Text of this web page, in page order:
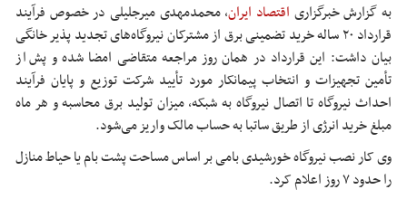
به گزارش خبرگزاری اقتصاد ایران، محمدمهدی میرجلیلی در خصوص فرآیند
قرارداد ۲۰ ساله خرید تضمینی برق از مشترکان نیروگاه‌های تجدید پذیر خانگی
بیان داشت: این قرارداد در همان روز مراجعه متقاضی امضا شده و پشاز
تأمین تجهیزات و انتخاب پیمانکار مورد تأیید شرکت توزیع و پایان فرآیند
احداث نیروگاه تا اتصال نیروگاه به شبکه، میزان تولید برق محاسبه و هر ماه
مبلغ خرید انرژی از طریقساتبابه حساب مالک واریز می‌شود.
وی کار نصب نیروگاه خورشیدیبامیبر اساس مساحت پشت بام یا حیاط منازل
را حدود ۷ روز اعلام کرد.